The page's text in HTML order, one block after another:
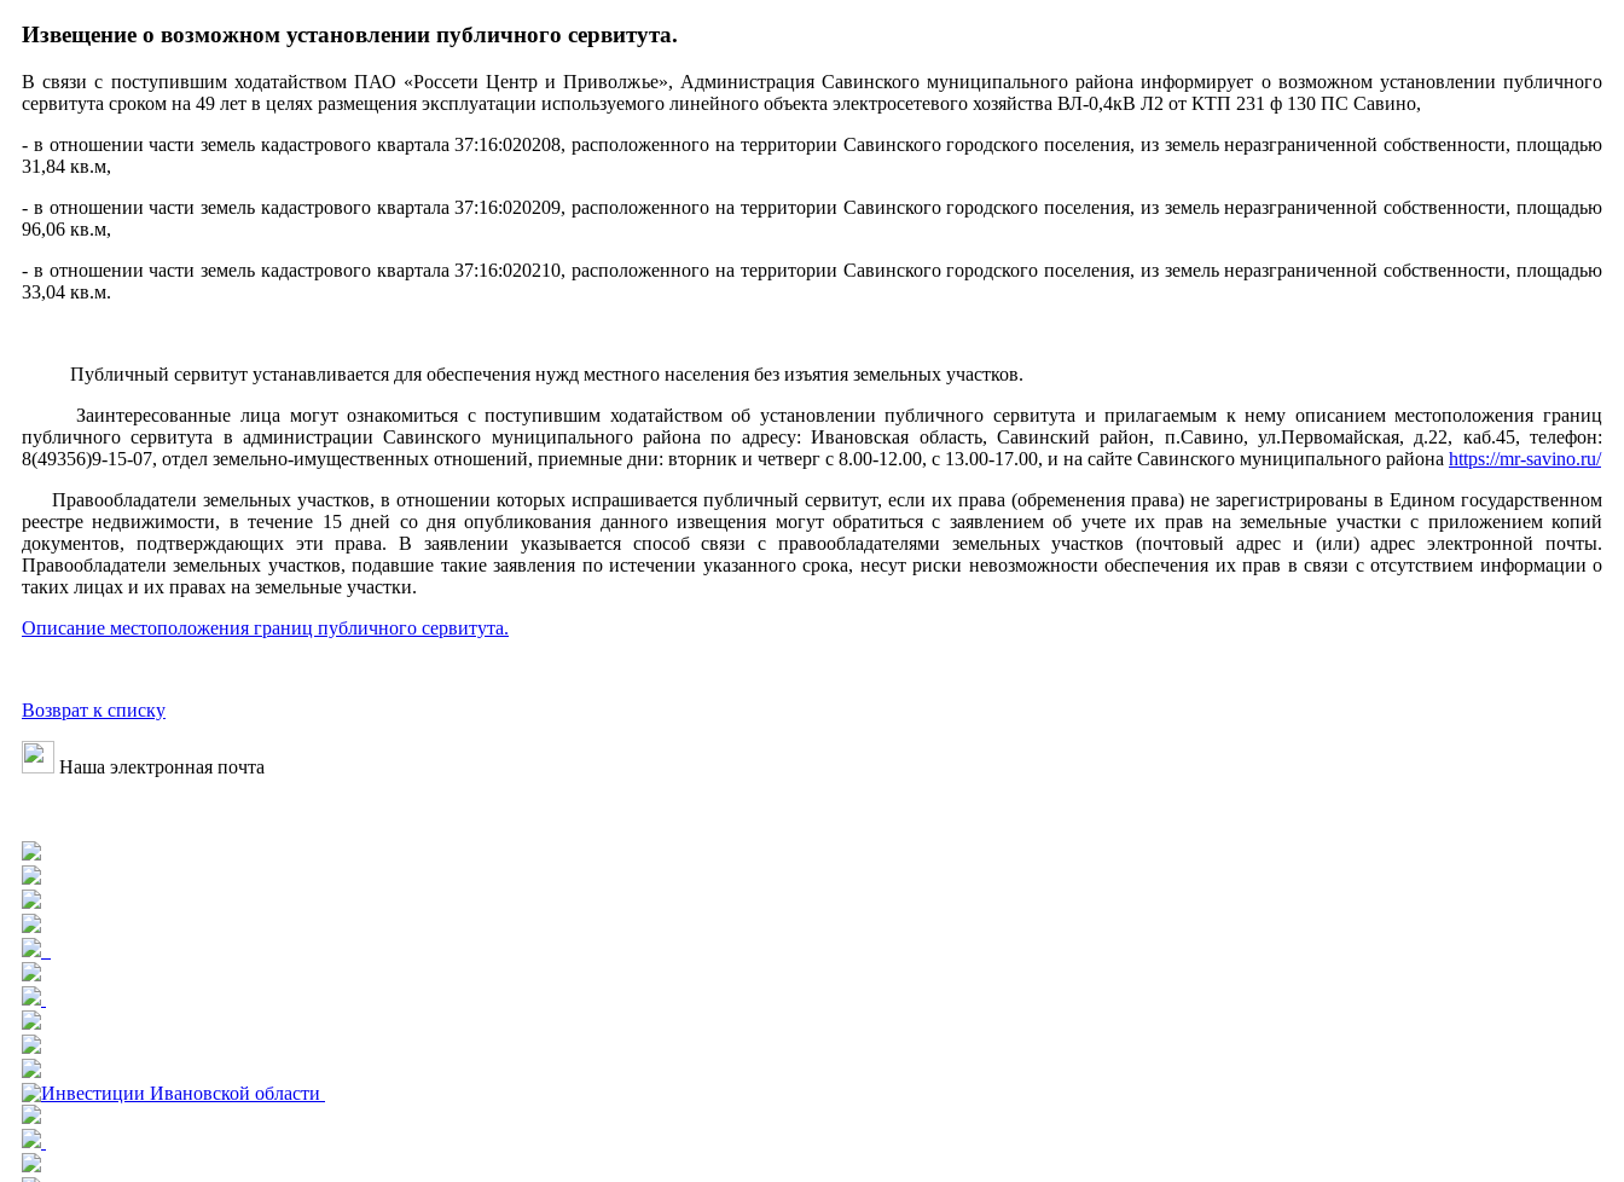
Извещение о возможном установлении публичного сервитута.
В связи с поступившим ходатайством ПАО «Россети Центр и Приволжье», Администрация Савинского муниципального района информирует о возможном установлении публичного
сервитута сроком на 49 лет в целях размещения эксплуатации используемого линейного объекта электросетевого хозяйства ВЛ-0,4кВ Л2 от КТП 231 ф 130 ПС Савино,
- в отношении части земель кадастрового квартала 37:16:020208, расположенного на территории Савинского городского поселения, из земель неразграниченной собственности, площадью
31,84 кв.м,
- в отношении части земель кадастрового квартала 37:16:020209, расположенного на территории Савинского городского поселения, из земель неразграниченной собственности, площадью
96,06 кв.м,
- в отношении части земель кадастрового квартала 37:16:020210, расположенного на территории Савинского городского поселения, из земель неразграниченной собственности, площадью
33,04 кв.м.
Публичный сервитут устанавливается для обеспечения нужд местного населения без изъятия земельных участков.
Заинтересованные лица могут ознакомиться с поступившим ходатайством об установлении публичного сервитута и прилагаемым к нему описанием местоположения границ
публичного сервитута в администрации Савинского муниципального района по адресу: Ивановская область, Савинский район, п.Савино, ул.Первомайская, д.22, каб.45, телефон:
8(49356)9-15-07, отдел земельно-имущественных отношений, приемные дни: вторник и четверг с 8.00-12.00, с 13.00-17.00, и на сайте Савинского муниципального района https://mr-savino.ru/
Правообладатели земельных участков, в отношении которых испрашивается публичный сервитут, если их права (обременения права) не зарегистрированы в Едином государственном
реестре недвижимости, в течение 15 дней со дня опубликования данного извещения могут обратиться с заявлением об учете их прав на земельные участки с приложением копий
документов, подтверждающих эти права. В заявлении указывается способ связи с правообладателями земельных участков (почтовый адрес и (или) адрес электронной почты.
Правообладатели земельных участков, подавшие такие заявления по истечении указанного срока, несут риски невозможности обеспечения их прав в связи с отсутствием информации о
таких лицах и их правах на земельные участки.
Описание местоположения границ публичного сервитута.
Возврат к списку
Наша электронная почта